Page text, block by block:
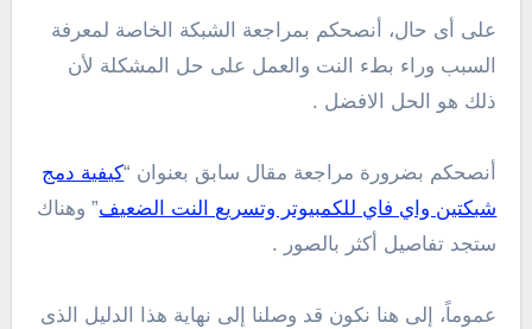
على أى حال، أنصحكم بمراجعة الشبكة الخاصة لمعرفة
السبب وراء بطء النت والعمل على حل المشكلة لأن
ذلك هو الحل الافضل .
أنصحكم بضرورة مراجعة مقال سابق بعنوان “كيفية دمج
شبكتين واي فاي للكمبيوتر وتسريع النت الضعيف” وهناك
ستجد تفاصيل أكثر بالصور .
عموماً، إلى هنا نكون قد وصلنا إلى نهاية هذا الدليل الذى